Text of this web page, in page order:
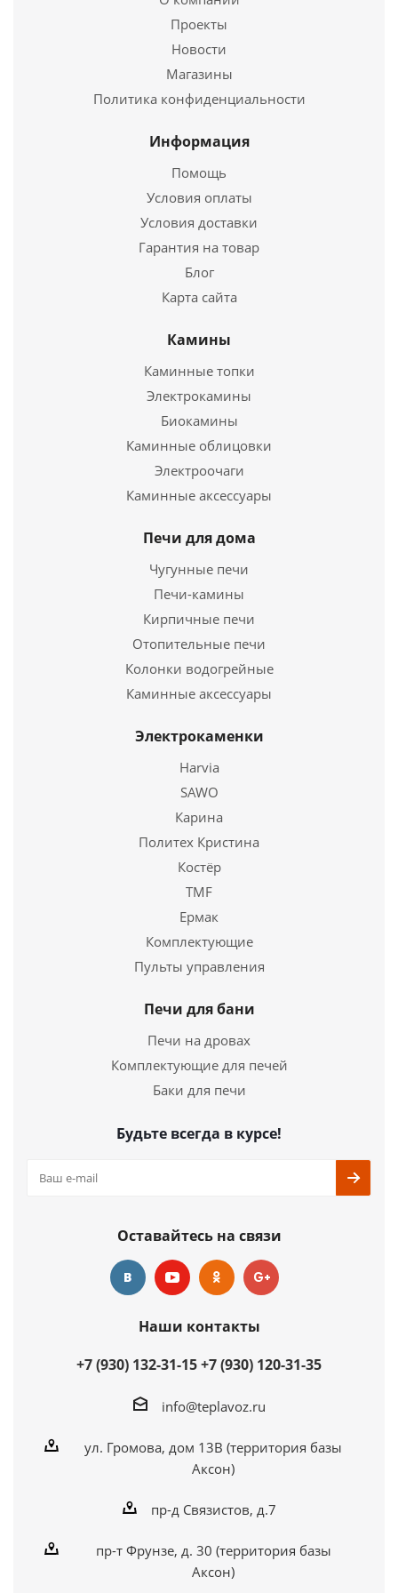
Подробнее
Купить в 1 клик
Купить в 1 клик
Заглушка ревизии ЗРМ-Р 430, 0,5, D 100
Подробнее
Купить в 1 клик
Проекты
Новости
Магазины
Политика конфиденциальности
Информация
Помощь
Условия оплаты
Условия доставки
Гарантия на товар
Блог
Карта сайта
Камины
Каминные топки
Электрокамины
Биокамины
Каминные облицовки
Электроочаги
Каминные аксессуары
Печи для дома
Чугунные печи
Печи-камины
Кирпичные печи
Отопительные печи
Колонки водогрейные
Каминные аксессуары
Электрокаменки
Harvia
SAWO
Карина
Политех Кристина
Костёр
TMF
Ермак
Комплектующие
Пульты управления
Печи для бани
Печи на дровах
Комплектующие для печей
Баки для печи
Будьте всегда в курсе!
Оставайтесь на связи
Наши контакты
+7 (930) 132-31-15+7 (930) 120-31-35
info@teplavoz.ru
ул. Громова, дом 13В (территория базы
Аксон)
пр-д Связистов, д.7
пр-т Фрунзе, д. 30 (территория базы
Аксон)